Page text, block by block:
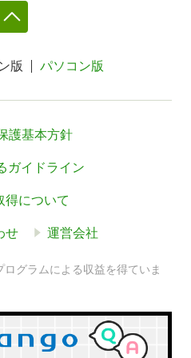
版 パソコン版
護基本方針
ガイドライン
得について
せ 運営会社
グラムによる収益を得ていま